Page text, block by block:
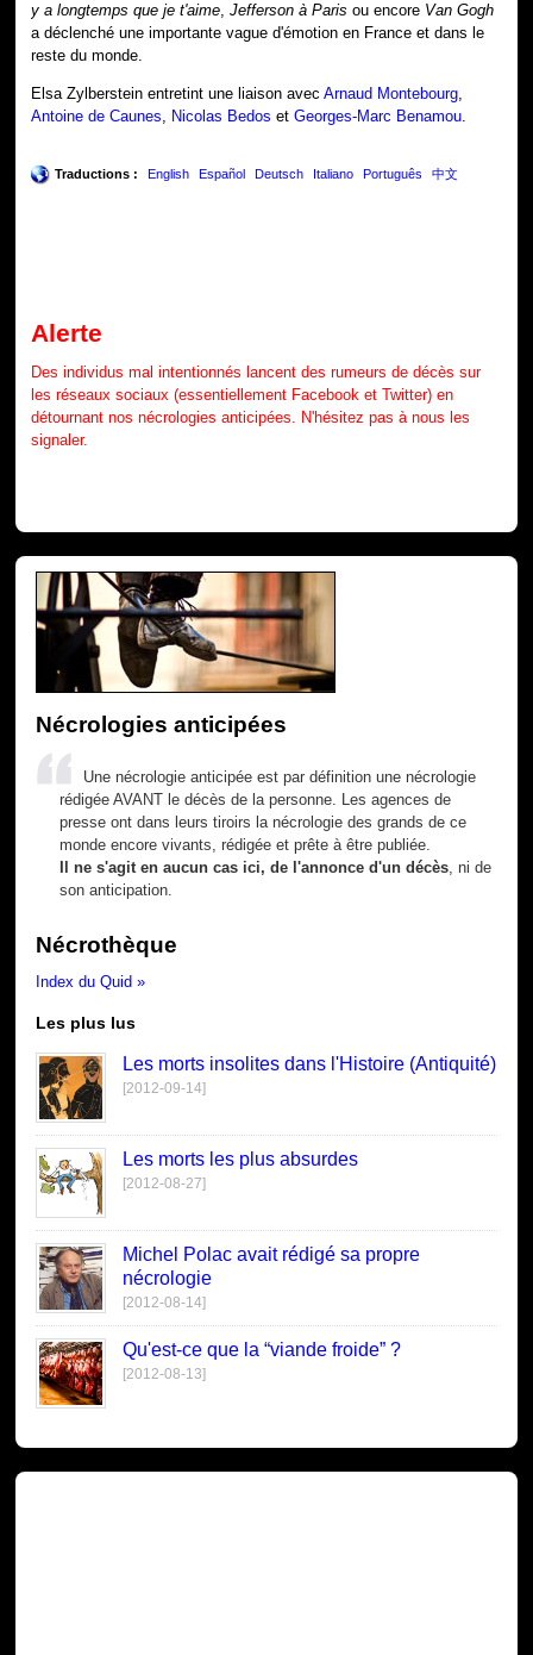
y a longtemps que je t'aime,Jefferson à Paris ou encore Van Gogh
a déclenché une importante vague d'émotion en France et dans le
reste du monde.
Elsa Zylberstein entretint une liaison avecArnaud Montebourg,
Antoine de Caunes, Nicolas Bedos etGeorges-Marc Benamou.
Traductions : English Español Deutsch Italiano Português 中文
Alerte
Des individus mal intentionnés lancent des rumeurs de décès sur
les réseaux sociaux (essentiellement Facebook et Twitter) en
détournant nos nécrologies anticipées. N'hésitez pas à nous les
signaler.
Nécrologies anticipées
Une nécrologie anticipée est par définition une nécrologie
rédigée AVANT le décès de la personne. Les agences de
presse ont dans leurs tiroirs la nécrologie des grands de ce
monde encore vivants, rédigée et prête à être publiée.
Il ne s'agit en aucun cas ici, de l'annonce d'un décès , ni de
son anticipation.
Nécrothèque
Index du Quid »
Les plus lus
Les morts insolites dans l'Histoire (Antiquité)
[2012-09-14]
Les morts les plus absurdes
[2012-08-27]
Michel Polac avait rédigé sa propre
nécrologie
[2012-08-14]
Qu'est-ce que la “viande froide” ?
[2012-08-13]